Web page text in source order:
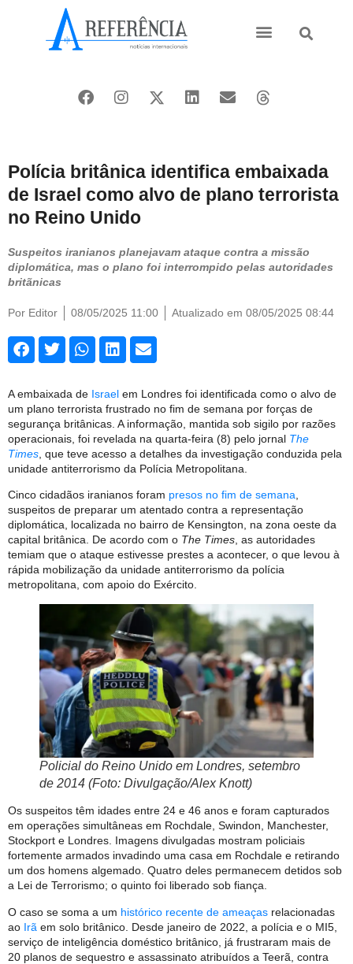
Polícia britânica identifica embaixada
de Israel como alvo de plano terrorista
no Reino Unido
Suspeitos iranianos planejavam ataque contra a missão
diplomática, mas o plano foi interrompido pelas autoridades
britãnicas
Por Editor 08/05/2025 11:00 Atualizado em 08/05/2025 08:44
A embaixada de Israel em Londres foi identificada como o alvo de
um plano terrorista frustrado no fim de semana por forças de
segurança britânicas. A informação, mantida sob sigilo por razões
operacionais, foi revelada na quarta-feira (8) pelo jornal The
Times , que teve acesso a detalhes da investigação conduzida pela
unidade antiterrorismo da Polícia Metropolitana.
Cinco cidadãos iranianos foram presos no fim de semana,
suspeitos de preparar um atentado contra a representação
diplomática, localizada no bairro de Kensington, na zona oeste da
capital britânica. De acordo com o The Times, as autoridades
temiam que o ataque estivesse prestes a acontecer, o que levou à
rápida mobilização da unidade antiterrorismo da polícia
metropolitana, com apoio do Exército.
Policial do Reino Unido em Londres, setembro
de 2014 (Foto: Divulgação/Alex Knott)
Os suspeitos têm idades entre 24 e 46 anos e foram capturados
em operações simultâneas em Rochdale, Swindon, Manchester,
Stockport e Londres. Imagens divulgadas mostram policiais
fortemente armados invadindo uma casa em Rochdale e retirando
um dos homens algemado. Quatro deles permanecem detidos sob
a Lei de Terrorismo; o quinto foi liberado sob fiança.
O caso se soma a um histórico recente de ameaças relacionadas
ao Irã em solo britânico. Desde janeiro de 2022, a polícia e o MI5,
serviço de inteligência doméstico britânico, já frustraram mais de
20 planos de sequestro e assassinato atribuídos a Teerã, contra